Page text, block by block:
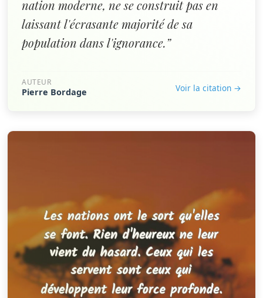
nation moderne, ne se construit pas en
laissant l'écrasante majorité de sa
population dans l'ignorance.”
AUTEUR
Pierre Bordage Voir la citation →